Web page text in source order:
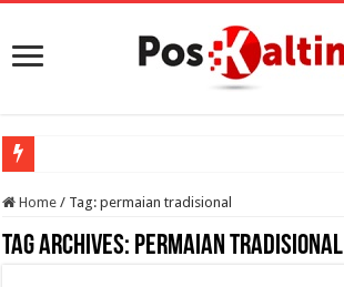
Home / Tag:permaian tradisional
Tag Archives: permaian tradisional